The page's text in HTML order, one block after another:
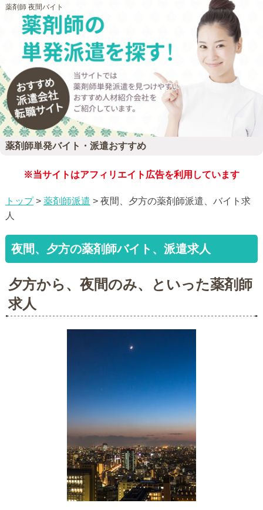
薬剤師 夜間バイト
薬剤師単発バイト・派遣おすすめ
※当サイトはアフィリエイト広告を利用しています
トップ> 薬剤師派遣 > 夜間、夕方の薬剤師派遣、バイト求
人
夜間、夕方の薬剤師バイト、派遣求人
夕方から、夜間のみ、といった薬剤師
求人